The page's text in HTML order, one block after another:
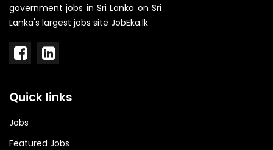
government jobs in Sri Lanka on Sri
Lanka's largest jobs site JobEka.lk
Quick links
Jobs
Featured Jobs